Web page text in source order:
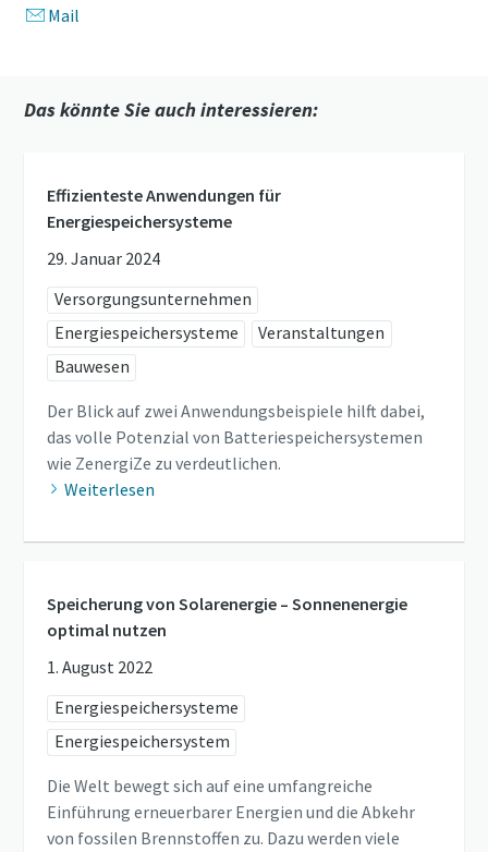
Mail
Das könnte Sie auch interessieren:
Effizienteste Anwendungen für
Energiespeichersysteme
29. Januar 2024
Versorgungsunternehmen
Energiespeichersysteme
Veranstaltungen
Bauwesen
Der Blick auf zwei Anwendungsbeispiele hilft dabei,
das volle Potenzial von Batteriespeichersystemen
wie ZenergiZe zu verdeutlichen.
Weiterlesen
Speicherung von Solarenergie – Sonnenenergie
optimal nutzen
1. August 2022
Energiespeichersysteme
Energiespeichersystem
Die Welt bewegt sich auf eine umfangreiche
Einführung erneuerbarer Energien und die Abkehr
von fossilen Brennstoffen zu. Dazu werden viele